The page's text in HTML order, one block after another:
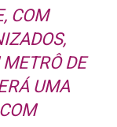
COM
DE
UMA